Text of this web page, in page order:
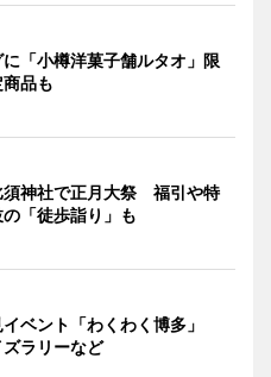
「小樽洋菓子舗ルタオ」限
品も
須神社で正月大祭 福引や特
「徒歩詣り」も
イベント「わくわく博多」
ラリーなど